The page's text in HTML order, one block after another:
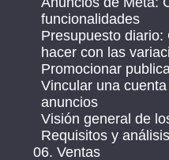
funcionalidades
Presupuesto
hacer con las
Promocionar
Vincular una
anuncios
Visión general de
Requisitos y
06. Ventas